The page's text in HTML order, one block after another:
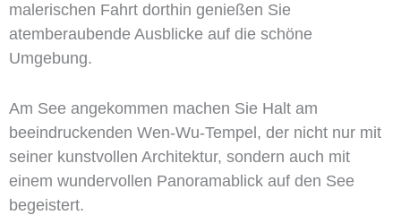
malerischen Fahrt dorthin genießen Sie
atemberaubende Ausblicke auf die schöne
Umgebung.
Am See angekommen machen Sie Halt am
beeindruckenden Wen-Wu-Tempel, der nicht nur mit
seiner kunstvollen Architektur, sondern auch mit
einem wundervollen Panoramablick auf den See
begeistert.